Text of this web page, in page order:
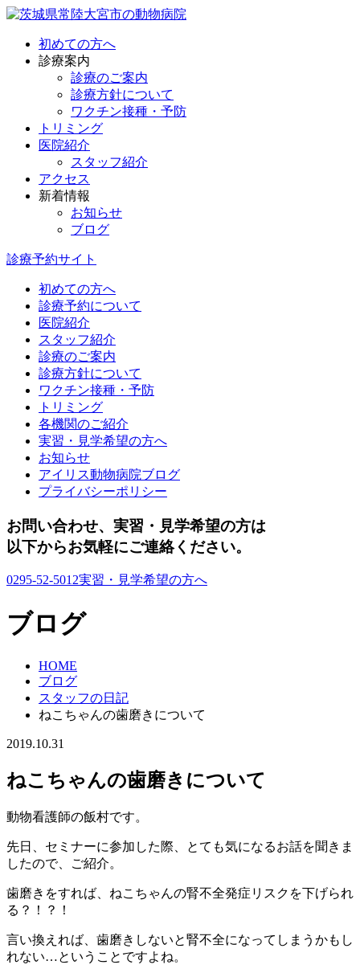
初めての方へ
診療案内
診療のご案内
診療方針について
ワクチン接種・予防
トリミング
医院紹介
スタッフ紹介
アクセス
新着情報
お知らせ
ブログ
診療予約サイト
初めての方へ
診療予約について
医院紹介
スタッフ紹介
診療のご案内
診療方針について
ワクチン接種・予防
トリミング
各機関のご紹介
実習・見学希望の方へ
お知らせ
アイリス動物病院ブログ
プライバシーポリシー
お問い合わせ、実習・見学希望の方は
以下からお気軽にご連絡ください。
0295-52-5012実習・見学希望の方へ
ブログ
HOME
ブログ
スタッフの日記
ねこちゃんの歯磨きについて
2019.10.31
ねこちゃんの歯磨きについて
動物看護師の飯村です。
先日、セミナーに参加した際、とても気になるお話を聞きま
したので、
ご紹介。
歯磨きをすれば、ねこちゃんの腎不全発症リスクを下げられ
る？！？！
言い換えれば、歯磨きしないと腎不全になってしまうかもし
れない…ということですよね。